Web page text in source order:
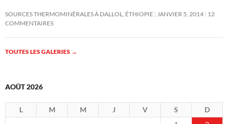
SOURCES THERMOMINÉRALES À DALLOL, ÉTHIOPIE JANVIER 5, 2014 12
COMMENTAIRES
TOUTES LES GALERIES →
AOÛT 2026
L M M J V S
D